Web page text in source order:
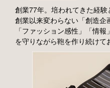
創業77年。培われてきた経験
創業以来変わらない「創造企
「ファッション感性」「情
を守りながら鞄を作り続けて